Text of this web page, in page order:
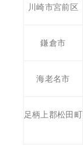
川崎市宮前区
鎌倉市
海老名市
足柄上郡松田町